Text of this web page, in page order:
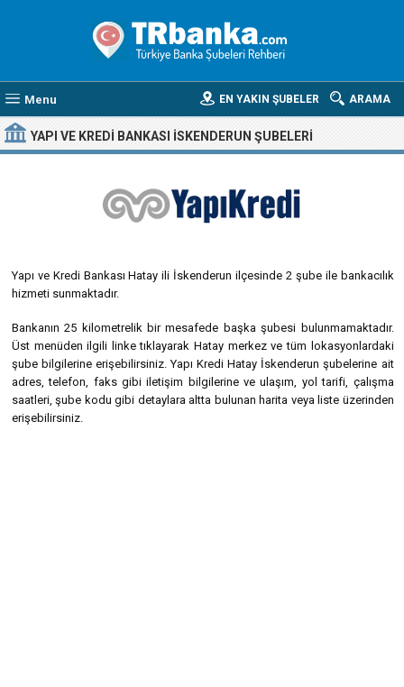
Menu ARAMA
EN YAKIN ŞUBELER
YAPI VE KREDI BANKASI İSKENDERUN ŞUBELERI
Yapı ve Kredi Bankası Hatay ili İskenderun ilçesinde 2 şube ile bankacılık
hizmeti sunmaktadır.
Bankanın 25 kilometrelik bir mesafede başka şubesi bulunmamaktadır.
Üst menüden ilgili linke tıklayarak Hatay merkez ve tüm lokasyonlardaki
şube bilgilerine erişebilirsiniz. Yapı Kredi Hatay İskenderun şubelerine ait
adres, telefon, faks gibi iletişim bilgilerine ve ulaşım, yol tarifi, çalışma
saatleri, şube kodu gibi detaylara altta bulunan harita veya liste üzerinden
erişebilirsiniz.